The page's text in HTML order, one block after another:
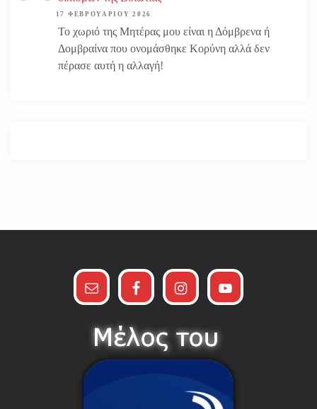
17 ΦΕΒΡΟΥΑΡΊΟΥ 2026
Το χωριό της Μητέρας μου είναι η Δόμβρενα ή
Δομβραίνα που ονομάσθηκε Κορύνη αλλά δεν
πέρασε αυτή η αλλαγή!